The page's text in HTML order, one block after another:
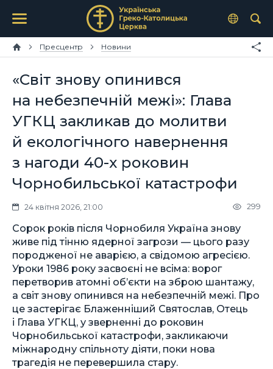
Пресцентр Новини
«Світ знову опинився
на небезпечній межі»: Глава
УГКЦ закликав до молитви
й екологічного навернення
з нагоди 40-х роковин
Чорнобильської катастрофи
24 квітня 2026, 21:00 299
Сорок років після Чорнобиля Україна знову
живе під тінню ядерної загрози — цього разу
породженої не аварією, а свідомою агресією.
Уроки 1986 року засвоєні не всіма: ворог
перетворив атомні об’єкти на зброю шантажу,
а світ знову опинився на небезпечній межі. Про
це застерігає Блаженніший Святослав, Отець
і Глава УГКЦ, у зверненні до роковин
Чорнобильської катастрофи, закликаючи
міжнародну спільноту діяти, поки нова
трагедія не перевершила стару.